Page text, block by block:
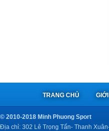
TRANG CHỦ
© 2010-2018 Minh Phuong Sport
Địa chỉ: 302 Lê Trọng Tấn- Thanh